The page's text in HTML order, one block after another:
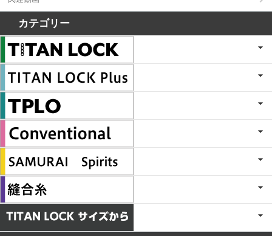
カテゴリー